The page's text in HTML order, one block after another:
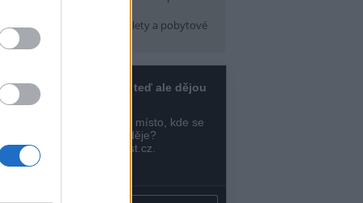
Farma CityCamp
(Tábory, výlety a pobytové
Praha 10 )